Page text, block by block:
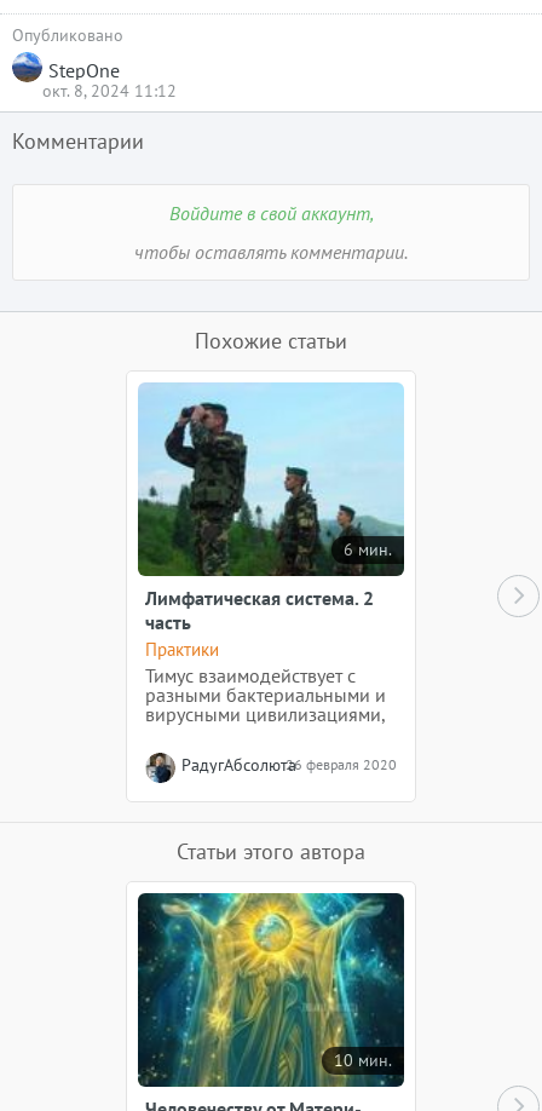
Опубликовано
StepOne
окт. 8, 2024 11:12
Комментарии
Войдите в свой аккаунт,
чтобы оставлять комментарии.
Похожие статьи
6 мин.
Лимфатическая система. 2
часть
Практики
Тимус взаимодействует с
разными бактериальными и
вирусными цивилизациями,
безопасное для
жизнедеятельности Тела
цивилизаций.
РадугАбсолюта26 февраля 2020
Статьи этого автора
10 мин.